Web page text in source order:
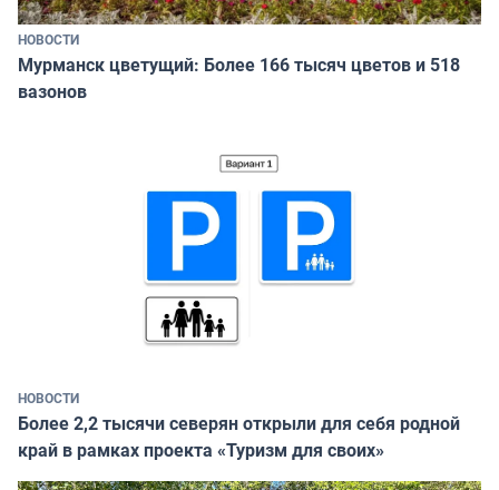
НОВОСТИ
Мурманск цветущий: Более 166 тысяч цветов и 518
вазонов
НОВОСТИ
Более 2,2 тысячи северян открыли для себя родной
край в рамках проекта «Туризм для своих»